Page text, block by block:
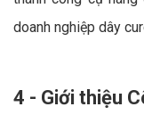
doanh nghiệp dây
4 - Giới thiệu